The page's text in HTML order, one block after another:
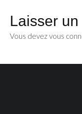
Laisser
Vous devez vous